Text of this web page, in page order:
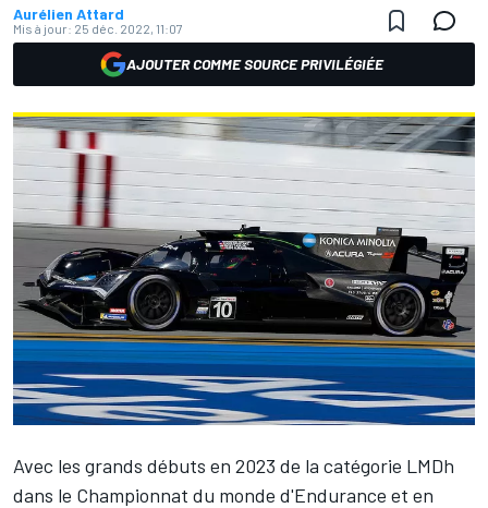
Aurélien Attard
Mis à jour: 25 déc. 2022, 11:07
AJOUTER COMME SOURCE PRIVILÉGIÉE
Avec les grands débuts en 2023 de la catégorie LMDh
dans le Championnat du monde d'Endurance et en